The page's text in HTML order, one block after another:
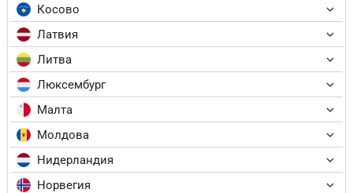
Косово
Латвия
Литва
Люксембург
Малта
Молдова
Нидерландия
Норвегия